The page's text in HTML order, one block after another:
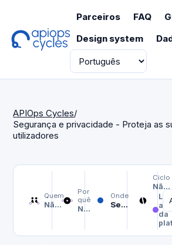
Parceiros FAQ
Design system
Idioma
APIOps Cycles/
Segurança e privacidade - Proteja as
utilizadores
Quem
Não selecionado
Por
quê
Não selecionado
Onde
Segurança e privacidade - Proteja as suas APIs e os seus utilizadores
Ciclo
Não selecionado
da